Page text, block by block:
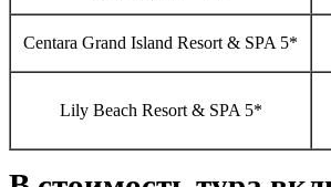
Centara Grand Island Resort & SPA 5*
Lily Beach Resort & SPA 5*